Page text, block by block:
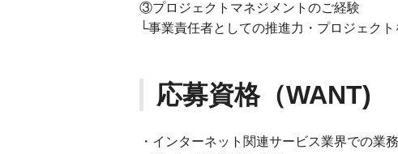
③プロジェクトマネジメントのご経験
└事業責任者としての推進力・プロジェク
応募資格（WANT)
・インターネット関連サービス業界での業